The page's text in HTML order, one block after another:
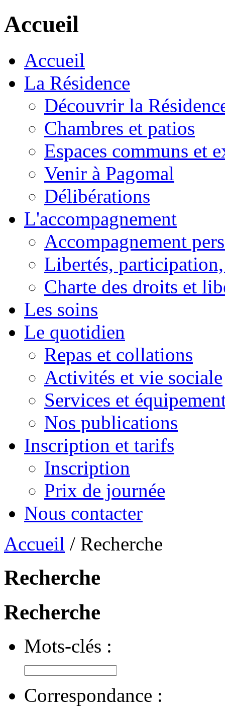
Accueil
Accueil
La Résidence
Découvrir la
Chambres et patios
Espaces communs et
Venir à Pagomal
Délibérations
L'accompagnement
Accompagnement
Libertés,
Charte des droits et
Les soins
Le quotidien
Repas et collations
Activités et vie sociale
Services et
Nos publications
Inscription et tarifs
Inscription
Prix de journée
Nous contacter
Accueil / Recherche
Recherche
Recherche
Mots-clés :
Correspondance :